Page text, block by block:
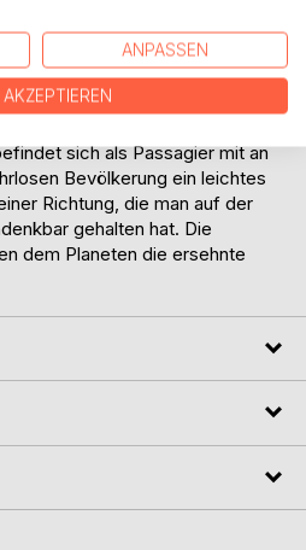
unaufhaltsam der Erde.
ungeahnter Größe
ist und das Leben für
sich als Passagier mit an
Bevölkerung ein leichtes
Richtung, die man auf der
gehalten hat. Die
dem Planeten die ersehnte
ANPASSEN